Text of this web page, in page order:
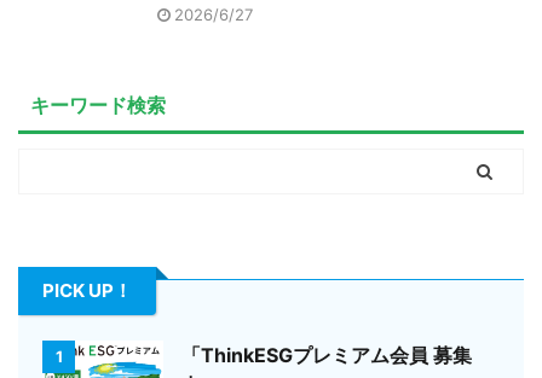
2026/6/27
キーワード検索
PICK UP！
1
「ThinkESGプレミアム会員 募集